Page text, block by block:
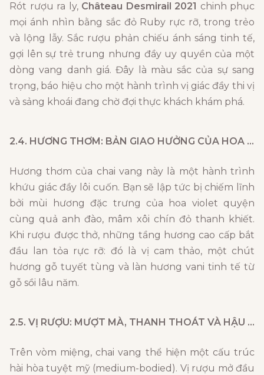
Rót rượu ra ly, Château Desmirail 2021 chinh phục
mọi ánh nhìn bằng sắc đỏ Ruby rực rỡ, trong trẻo
và lộng lẫy. Sắc rượu phản chiếu ánh sáng tinh tế,
gợi lên sự trẻ trung nhưng đầy uy quyền của một
dòng vang danh giá. Đây là màu sắc của sự sang
trọng, báo hiệu cho một hành trình vị giác đầy thi vị
và sảng khoái đang chờ đợi thực khách khám phá.
2.4. HƯƠNG THƠM: BẢN GIAO HƯỞNG CỦA HOA VIOLET VÀ QUẢ MỌNG ĐỎ
Hương thơm của chai vang này là một hành trình
khứu giác đầy lôi cuốn. Bạn sẽ lập tức bị chiếm lĩnh
bởi mùi hương đặc trưng của hoa violet quyện
cùng quả anh đào, mâm xôi chín đỏ thanh khiết.
Khi rượu được thở, những tầng hương cao cấp bắt
đầu lan tỏa rực rỡ: đó là vị cam thảo, một chút
hương gỗ tuyết tùng và làn hương vani tinh tế từ
gỗ sồi lâu năm.
2.5. VỊ RƯỢU: MƯỢT MÀ, THANH THOÁT VÀ HẬU VỊ SÂU SẮC
Trên vòm miệng, chai vang thể hiện một cấu trúc
hài hòa tuyệt mỹ (medium-bodied). Vị rượu mở đầu